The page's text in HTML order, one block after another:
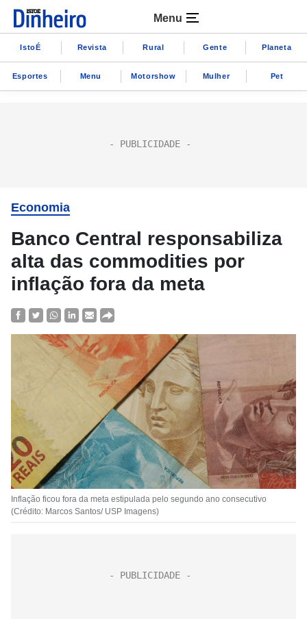
Menu
IstoÉ Revista Rural Gente Planeta
Esportes Menu Motorshow Mulher Pet
Economia
Banco Central responsabiliza
alta das commodities por
inflação fora da meta
Inflação ficou fora da meta estipulada pelo segundo ano consecutivo
(Crédito: Marcos Santos/ USP Imagens)